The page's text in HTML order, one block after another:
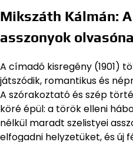
Mikszáth Kálmán:
asszonyok
A címadó kisregény (1901)
játszódik, romantikus és
A szórakoztató és szép
köré épül: a török elleni
nélkül maradt szelistyei
elfogadni helyzetüket, és új